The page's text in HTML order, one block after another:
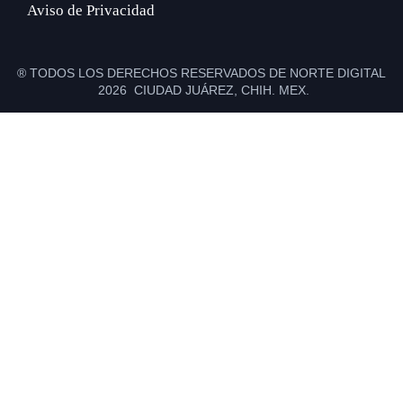
Aviso de Privacidad
® TODOS LOS DERECHOS RESERVADOS DE NORTE DIGITAL
2026 CIUDAD JUÁREZ, CHIH. MEX.